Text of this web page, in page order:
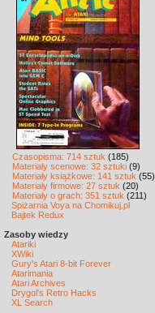
Czasopisma: 714 sztuk (185)
Materiały scenowe: 32 sztuki (9)
Materiały książkowe: 141 sztuk (55)
Materiały firmowe: 27 sztuk (20)
Materiały o grach: 351 sztuk (211)
Spiżarnia Voya na Chomikuj.pl
Bajtek Redux
Zasoby wiedzy
Atariki
XWiki
Gury's Atari 8-bit Forever
Atarimania
Atari Archives
Drygol's Retro Hacks
XL Search